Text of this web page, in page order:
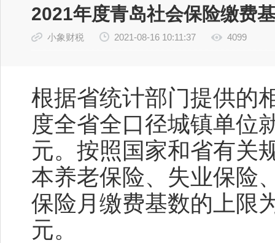
2021年度青岛社会保险缴费
小象财税 2021-08-16 10:11:37 4099
根据省统计部门提供的
度全省全口径城镇单位
元。按照国家和省有关
本养老保险、失业保险
保险月缴费基数的上限
元。